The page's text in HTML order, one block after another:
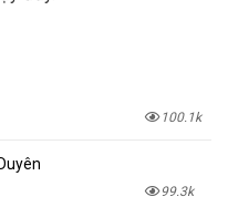
100.1k
99.3k